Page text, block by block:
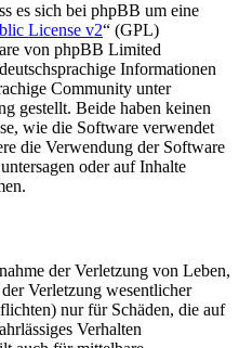
es sich bei phpBB um eine
License v2“ (GPL)
von phpBB Limited
Informationen
Community unter
gestellt. Beide haben keinen
wie die Software verwendet
die Verwendung der Software
oder auf Inhalte
der Verletzung von Leben,
Verletzung wesentlicher
nur für Schäden, die auf
Verhalten